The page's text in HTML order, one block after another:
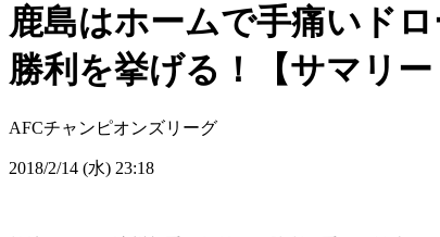
鹿島はホームで手痛いド
勝利を挙げる！【サマリー
AFCチャンピオンズリーグ
2018/2/14 (水) 23:18